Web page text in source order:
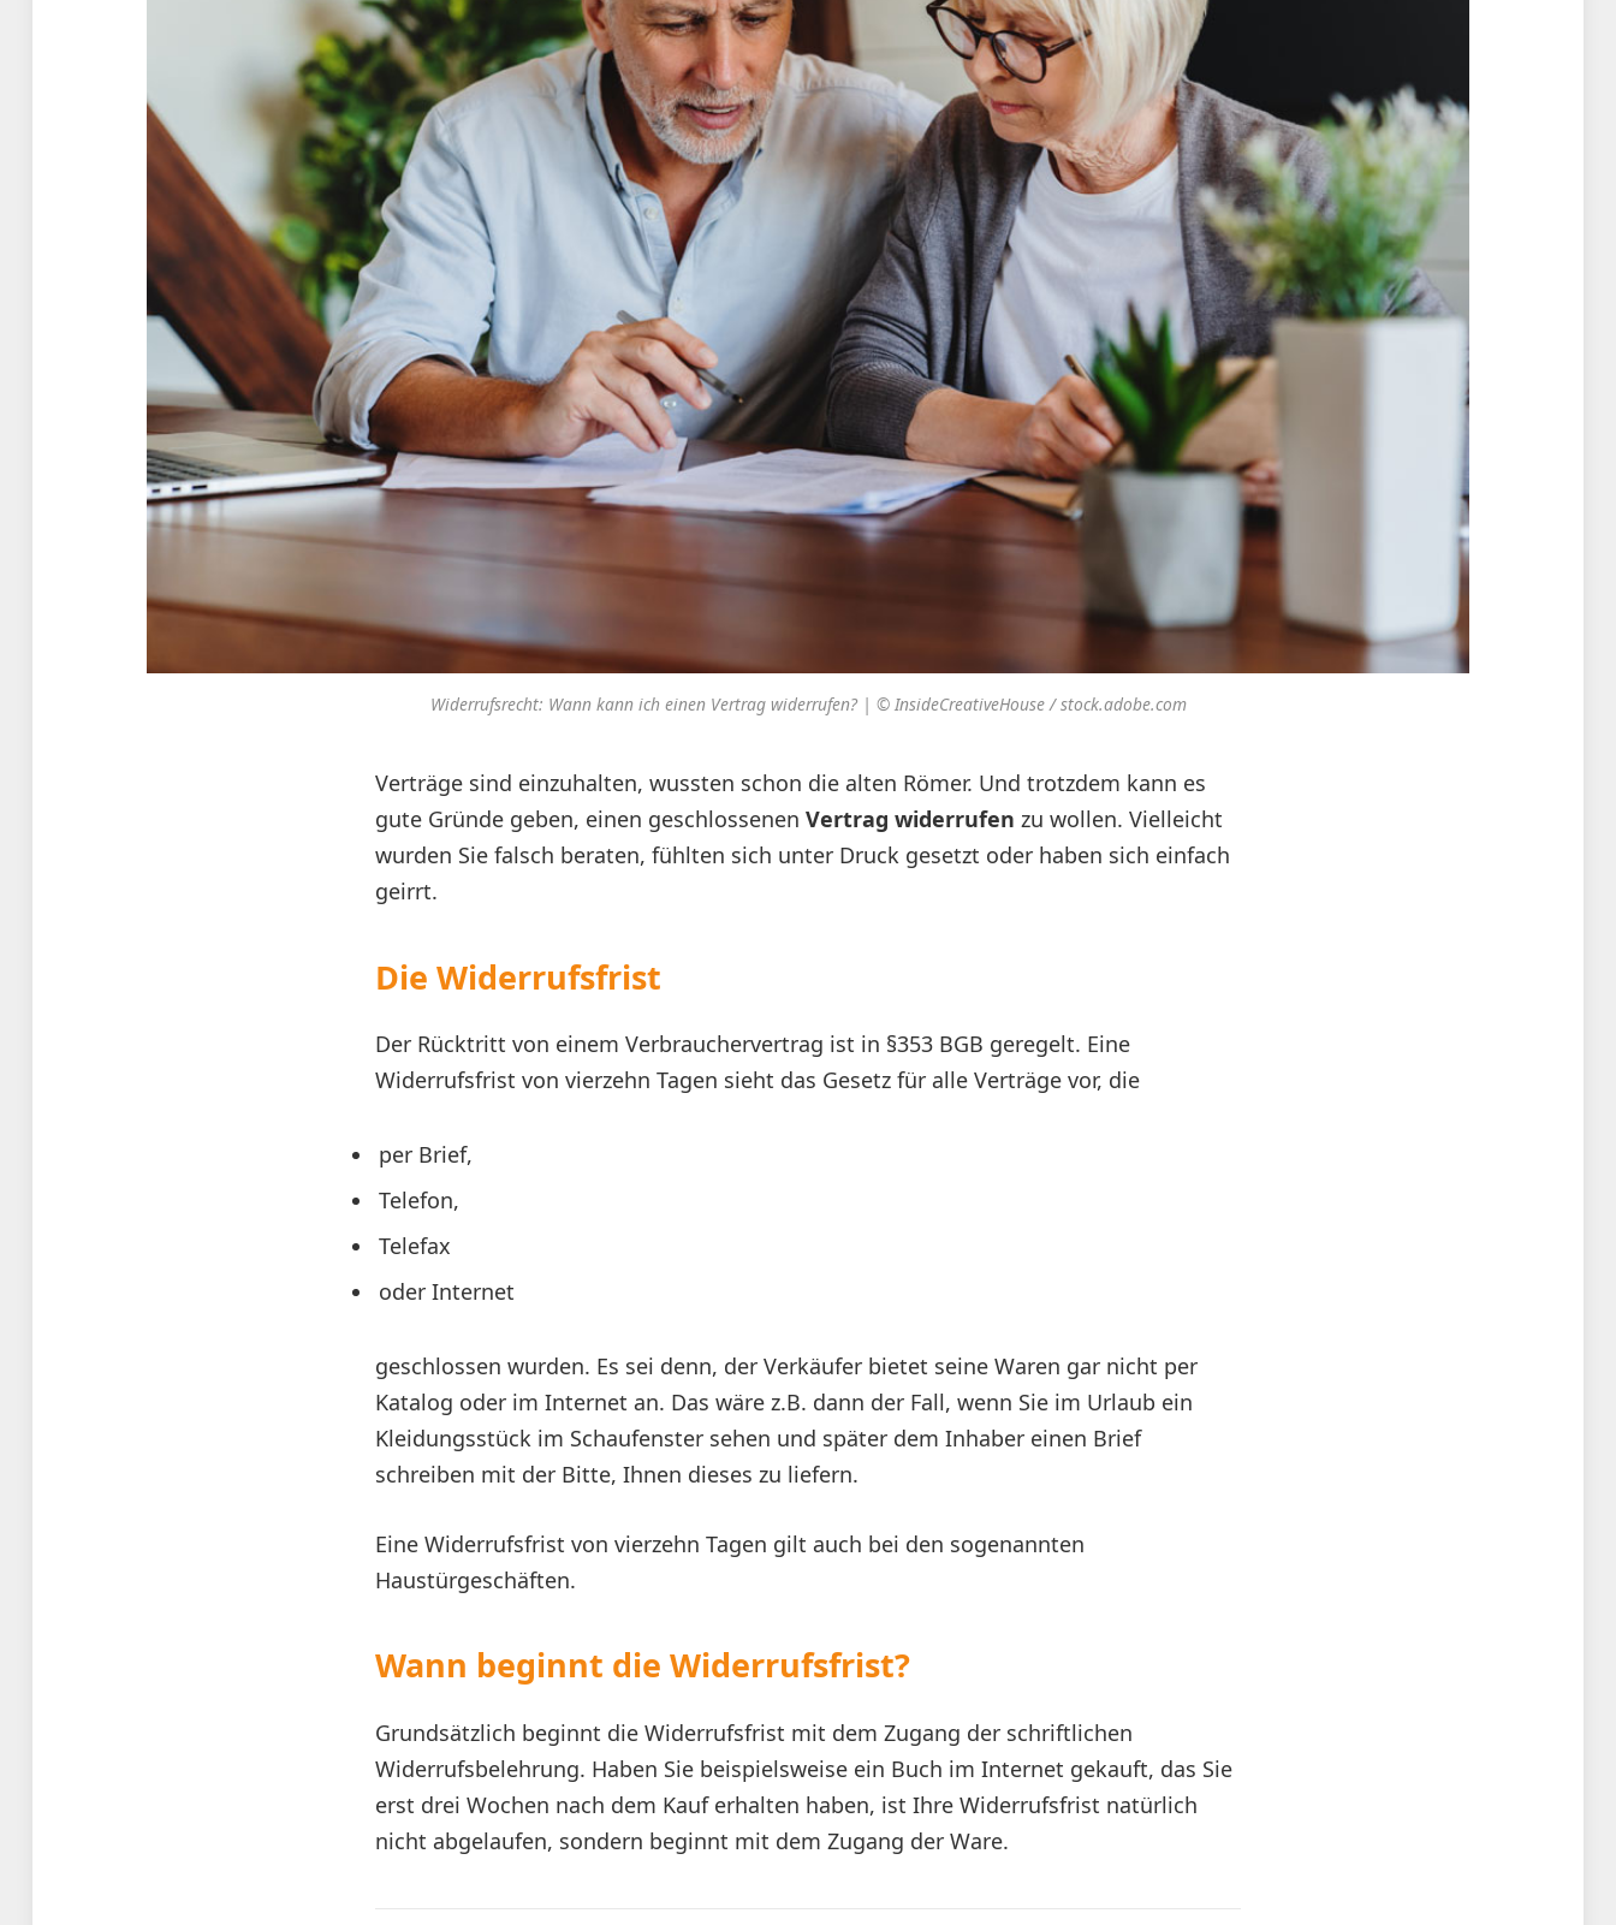
Widerrufsrecht: Wann kann ich einen Vertrag widerrufen? | © InsideCreativeHouse / stock.adobe.com
Verträge sind einzuhalten, wussten schon die alten Römer. Und trotzdem kann es
gute Gründe geben, einen geschlossenen Vertrag widerrufen zu wollen. Vielleicht
wurden Sie falsch beraten, fühlten sich unter Druck gesetzt oder haben sich einfach
geirrt.
Die Widerrufsfrist
Der Rücktritt von einem Verbrauchervertrag ist in §353 BGB geregelt. Eine
Widerrufsfrist von vierzehn Tagen sieht das Gesetz für alle Verträge vor, die
per Brief,
Telefon,
Telefax
oder Internet
geschlossen wurden. Es sei denn, der Verkäufer bietet seine Waren gar nicht per
Katalog oder im Internet an. Das wäre z.B. dann der Fall, wenn Sie im Urlaub ein
Kleidungsstück im Schaufenster sehen und später dem Inhaber einen Brief
schreiben mit der Bitte, Ihnen dieses zu liefern.
Eine Widerrufsfrist von vierzehn Tagen gilt auch bei den sogenannten
Haustürgeschäften.
Wann beginnt die Widerrufsfrist?
Grundsätzlich beginnt die Widerrufsfrist mit dem Zugang der schriftlichen
Widerrufsbelehrung. Haben Sie beispielsweise ein Buch im Internet gekauft, das Sie
erst drei Wochen nach dem Kauf erhalten haben, ist Ihre Widerrufsfrist natürlich
nicht abgelaufen, sondern beginnt mit dem Zugang der Ware.